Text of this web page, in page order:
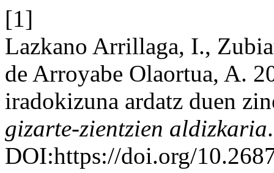
[1]
Lazkano Arrillaga, I.,
de Arroyabe Olaortua, A.
iradokizuna ardatz duen
gizarte-zientzien aldizkaria
DOI:https://doi.org/